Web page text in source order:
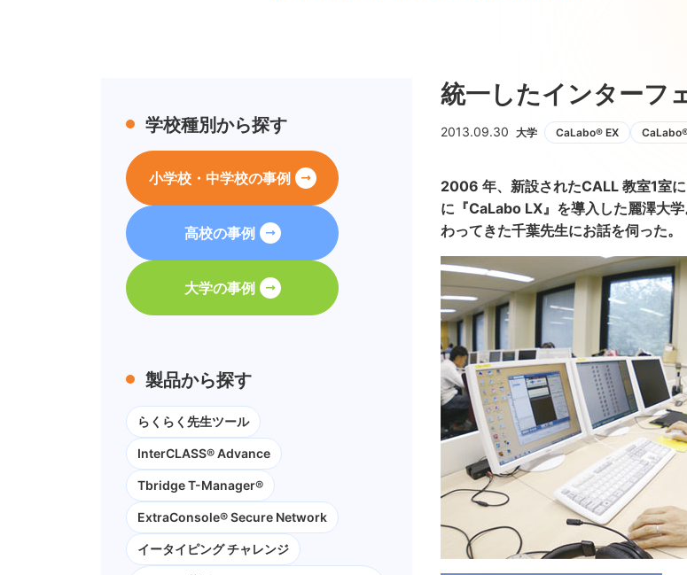
統一したインターフ
2013.09.30 大学 CaLabo® EX
2006 年、新設されたCALL 教室1室
に『CaLabo LX』を導入した麗澤大
わってきた千葉先生にお話を伺った。
学校種別から探す
小学校・中学校の事例
高校の事例
大学の事例
製品から探す
らくらく先生ツール
InterCLASS® Advance
Tbridge T-Manager®
ExtraConsole® Secure Network
イータイピング チャレンジ